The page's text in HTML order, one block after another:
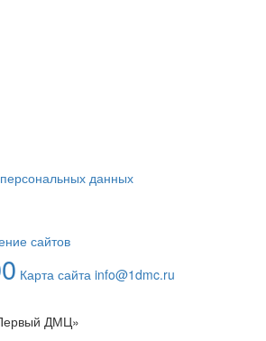
данных
сайтов
Карта сайта info@1dmc.ru
ДМЦ»